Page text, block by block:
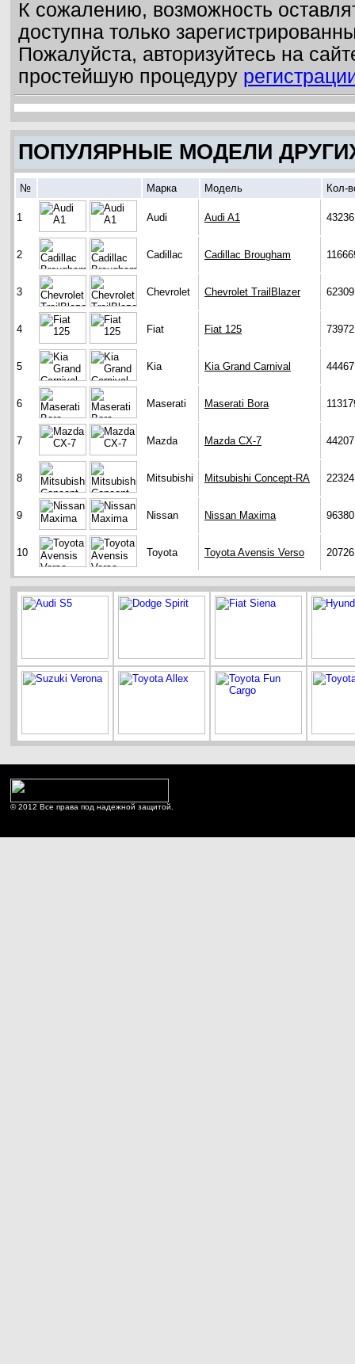
К сожалению, возможность
доступна только
Пожалуйста, авторизуйтесь на
простейшую процедуру
ПОПУЛЯРНЫЕ МОДЕЛИ
№ Марка Модель Кол-
1 Audi Audi A1 43236
2 Cadillac Cadillac Brougham
3 Chevrolet Chevrolet TrailBlazer 62309
4 Fiat Fiat 125 73972
5 Kia Kia Grand Carnival 44467
6 Maserati Maserati Bora
7 Mazda Mazda CX-7 44207
8 Mitsubishi Mitsubishi Concept-RA 22324
9 Nissan Nissan Maxima 96380
10 Toyota Toyota Avensis Verso 20726
© 2012 Все права под надежной защитой.